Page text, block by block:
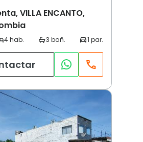
VILLA ENCANTO,